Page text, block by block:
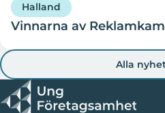
Halland
Vinnarna av
Alla